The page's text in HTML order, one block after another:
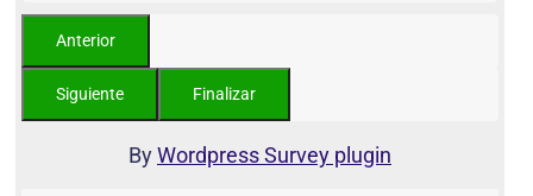
ByWordpress Survey plugin